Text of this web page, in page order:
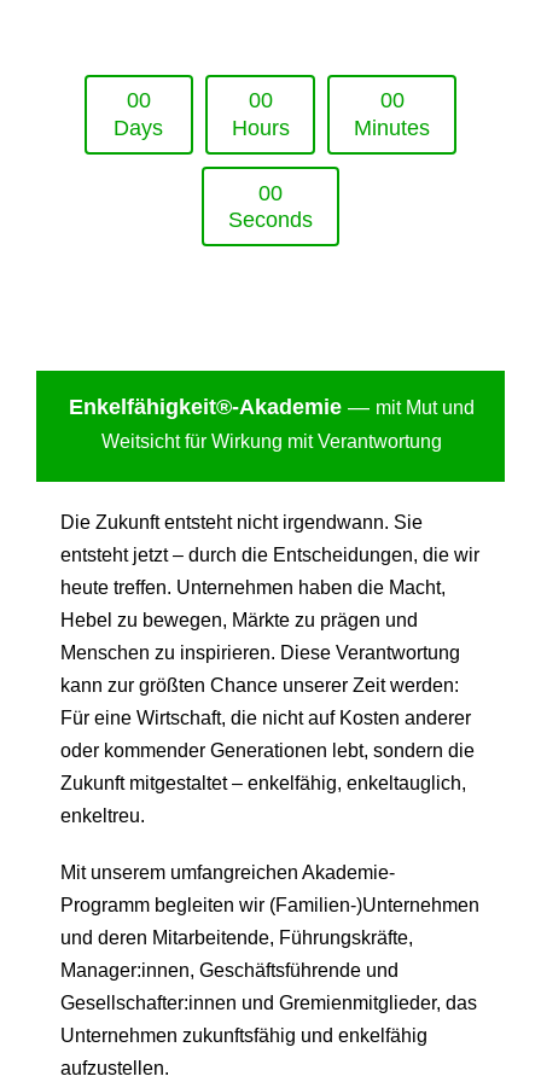
00
Days
00
Hours
00
Minutes
00
Seconds
Enkelfähigkeit®-Akademie — mit Mut und
Weitsicht für Wirkung mit Verantwortung
Die Zukunft entsteht nicht irgendwann. Sie
entsteht jetzt – durch die Entscheidungen, die wir
heute treffen. Unternehmen haben die Macht,
Hebel zu bewegen, Märkte zu prägen und
Menschen zu inspirieren. Diese Verantwortung
kann zur größten Chance unserer Zeit werden:
Für eine Wirtschaft, die nicht auf Kosten anderer
oder kommender Generationen lebt, sondern die
Zukunft mitgestaltet – enkelfähig, enkeltauglich,
enkeltreu.
Mit unserem umfangreichen Akademie-
Programm begleiten wir (Familien-)Unternehmen
und deren Mitarbeitende, Führungskräfte,
Manager:innen, Geschäftsführende und
Gesellschafter:innen und Gremienmitglieder, das
Unternehmen zukunftsfähig und enkelfähig
aufzustellen.